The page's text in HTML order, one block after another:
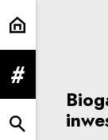
zmiany w
rozwiń menu
rozwiń